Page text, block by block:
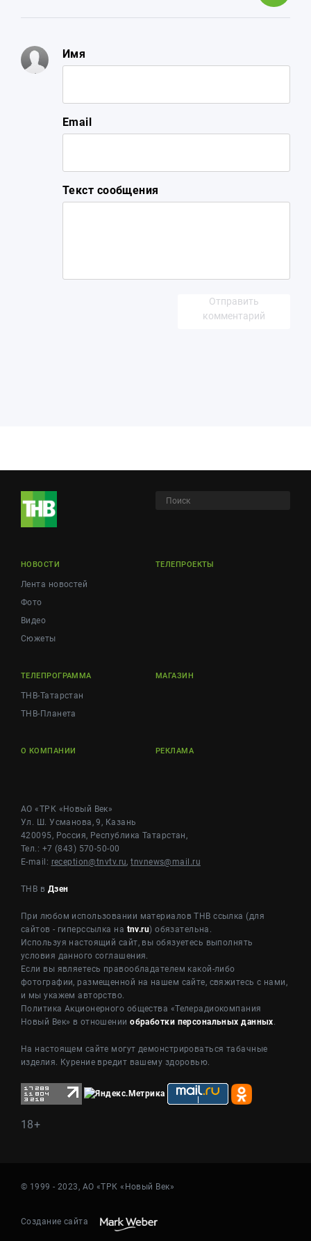
Имя
Email
Текст сообщения
Отправить
комментарий
НОВОСТИ
Лента новостей
Фото
Видео
Сюжеты
ТЕЛЕПРОЕКТЫ
ТЕЛЕПРОГРАММА
ТНВ-Татарстан
ТНВ-Планета
МАГАЗИН
О КОМПАНИИ РЕКЛАМА
АО «ТРК «Новый Век»
Ул. Ш. Усманова, 9, Казань
420095, Россия, Республика Татарстан,
Тел.: +7 (843) 570-50-00
E-mail: reception@tnvtv.ru,tnvnews@mail.ru
ТНВ в Дзен
При любом использовании материалов ТНВ ссылка (для
сайтов - гиперссылка на tnv.ru) обязательна.
Используя настоящий сайт, вы обязуетесь выполнять
условия данного соглашения.
Если вы являетесь правообладателем какой-либо
фотографии, размещенной на нашем сайте, свяжитесь с нами,
и мы укажем авторство.
Политика Акционерного общества «Телерадиокомпания
Новый Век» в отношенииобработки персональных данных.
На настоящем сайте могут демонстрироваться табачные
изделия. Курение вредит вашему здоровью.
18+
© 1999 - 2023, АО «ТРК «Новый Век»
Создание сайта